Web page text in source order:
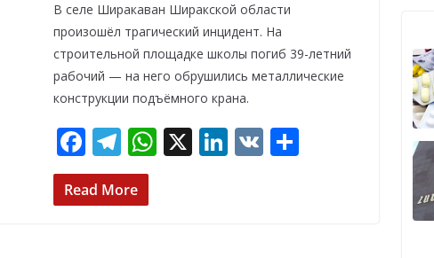
В селе Ширакаван Ширакской области
произошёл трагический инцидент. На
строительной площадке школы погиб 39-летний
рабочий — на него обрушились металлические
конструкции подъёмного крана.
F
ac
e
T
el
e
W X Li V О
Read More